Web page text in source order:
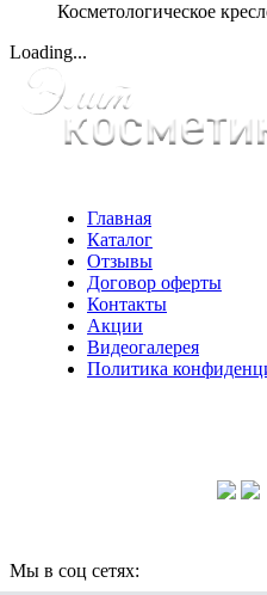
Косметологическое
Loading...
Главная
Каталог
Отзывы
Договор оферты
Контакты
Акции
Видеогалерея
Политика
Мы в соц сетях: